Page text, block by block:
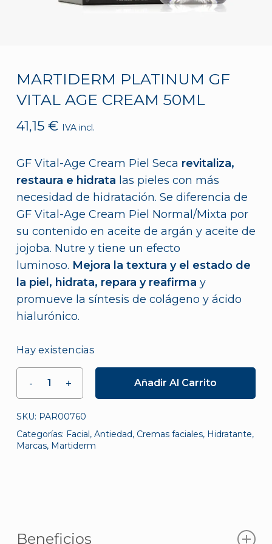
MARTIDERM PLATINUM GF
VITAL AGE CREAM 50ML
41,15 € IVA incl.
GF Vital-Age Cream Piel Seca revitaliza,
restaura e hidrata las pieles con más
necesidad de hidratación. Se diferencia de
GF Vital-Age Cream Piel Normal/Mixta por
su contenido en aceite de argán y aceite de
jojoba. Nutre y tiene un efecto
luminoso. Mejora la textura y el estado de
la piel, hidrata, repara y reafirma y
promueve la síntesis de colágeno y ácido
hialurónico.
Hay existencias
Añadir Al Carrito
SKU: PAR00760
Categorías: Facial, Antiedad, Cremas faciales, Hidratante,
Marcas, Martiderm
Beneficios